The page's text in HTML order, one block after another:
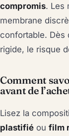
compromis. Les
membrane
confortable. Dès
rigide, le risque
Comment
avant de
Lisez la
plastifié ou film